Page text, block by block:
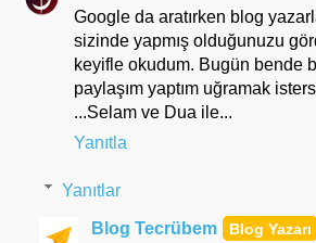
Google da aratırken blog
sizinde yapmış olduğunuzu
keyifle okudum. Bugün bende
paylaşım yaptım uğramak
...Selam ve Dua ile...
Yanıtla
Yanıtlar
Blog Tecrübem